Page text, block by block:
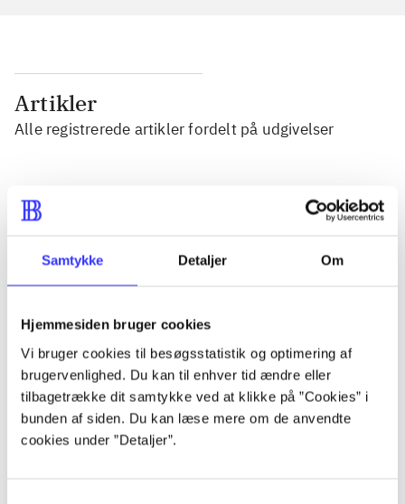
Samtykke Detaljer Om
Hjemmesiden bruger cookies
Vi bruger cookies til besøgsstatistik og optimering af
brugervenlighed. Du kan til enhver tid ændre eller
tilbagetrække dit samtykke ved at klikke på ”Cookies” i
bunden af siden. Du kan læse mere om de anvendte
cookies under ”Detaljer”.
Artikler
Alle registrerede artikler fordelt på udgivelser
...
...